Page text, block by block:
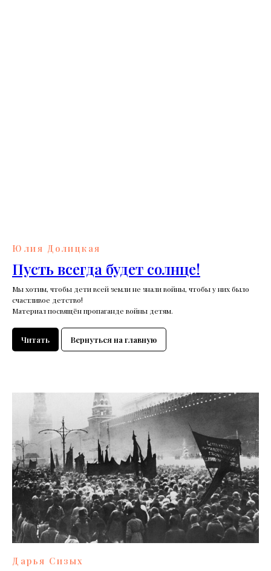
Юлия Долицкая
Пусть всегда будет солнце!
Мы хотим, чтобы дети всей земли не знали войны, чтобы у них было
счастливое детство!
Материал посвящён пропаганде войны детям.
Читать Вернуться на главную
Дарья Сизых